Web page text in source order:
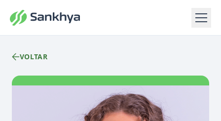
VOLTAR